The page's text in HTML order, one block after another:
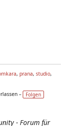
, prana, studio,
–
Folgen
- Forum für